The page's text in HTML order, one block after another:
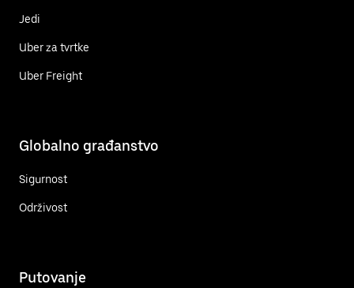
Jedi
Uber za tvrtke
Uber Freight
Globalno građanstvo
Sigurnost
Održivost
Putovanje